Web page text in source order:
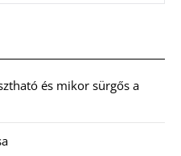
és mikor sürgős a